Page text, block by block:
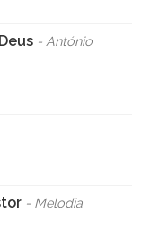
- António
- Melodia